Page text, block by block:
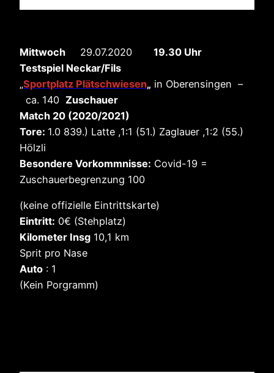
Mittwoch 29.07.2020 19.30 Uhr
Testspiel Neckar/Fils
„Sportplatz Plätschwiesen„ in Oberensingen –
ca. 140 Zuschauer
Match 20 (2020/2021)
Tore: 1.0 839.) Latte ,1:1 (51.) Zaglauer ,1:2 (55.)
Hölzli
Besondere Vorkommnisse: Covid-19 =
Zuschauerbegrenzung 100
(keine offizielle Eintrittskarte)
Eintritt: 0€ (Stehplatz)
Kilometer Insg 10,1 km
Sprit pro Nase
Auto : 1
(Kein Porgramm)